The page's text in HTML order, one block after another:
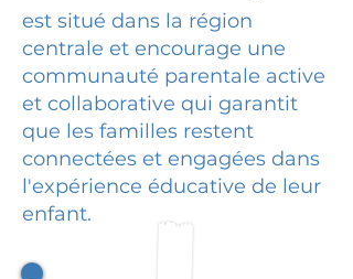
est situé dans la région
centrale et encourage une
communauté parentale active
et collaborative qui garantit
que les familles restent
connectées et engagées dans
l'expérience éducative de leur
enfant.